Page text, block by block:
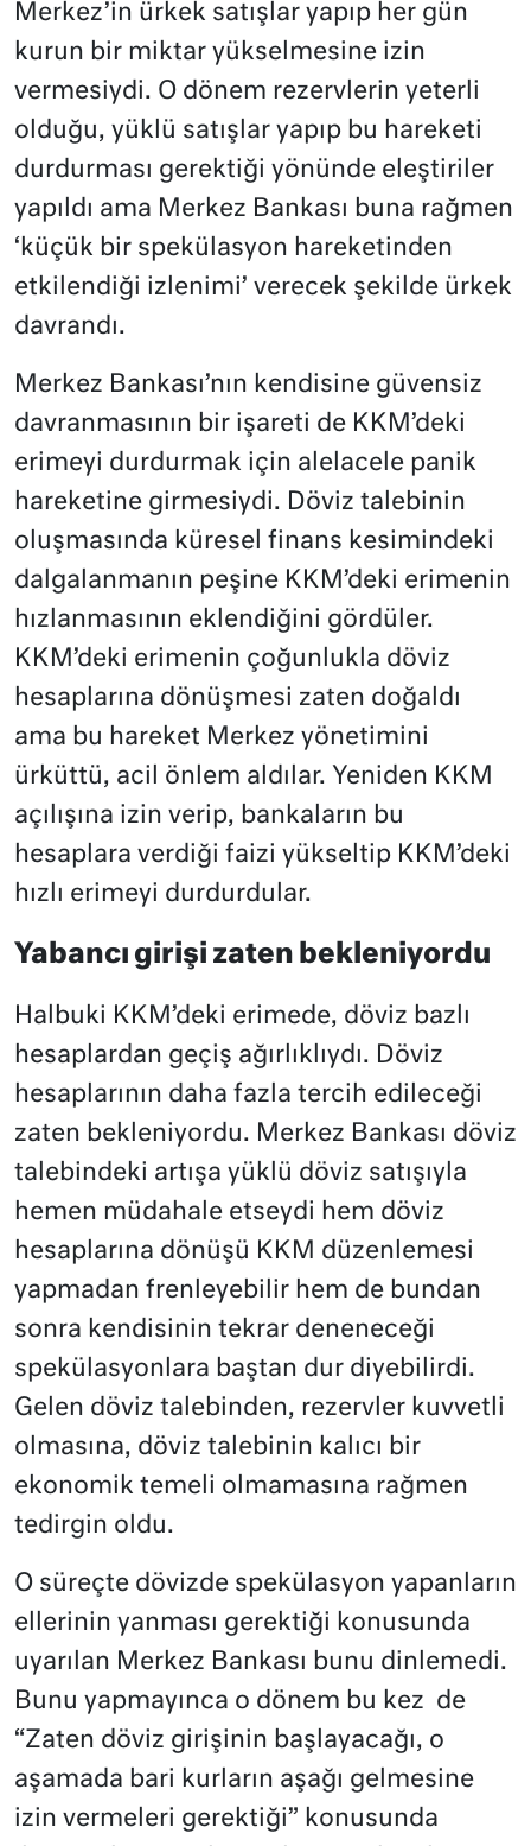
Merkez’in ürkek satışlar yapıp her gün
kurun bir miktar yükselmesine izin
vermesiydi. O dönem rezervlerin yeterli
olduğu, yüklü satışlar yapıp bu hareketi
durdurması gerektiği yönünde eleştiriler
yapıldı ama Merkez Bankası buna rağmen
‘küçük bir spekülasyon hareketinden
etkilendiği izlenimi’ verecek şekilde ürkek
davrandı.
Merkez Bankası’nın kendisine güvensiz
davranmasının bir işareti de KKM’deki
erimeyi durdurmak için alelacele panik
hareketine girmesiydi. Döviz talebinin
oluşmasında küresel finans kesimindeki
dalgalanmanın peşine KKM’deki erimenin
hızlanmasının eklendiğini gördüler.
KKM’deki erimenin çoğunlukla döviz
hesaplarına dönüşmesi zaten doğaldı
ama bu hareket Merkez yönetimini
ürküttü, acil önlem aldılar. Yeniden KKM
açılışına izin verip, bankaların bu
hesaplara verdiği faizi yükseltip KKM’deki
hızlı erimeyi durdurdular.
Yabancı girişi zaten bekleniyordu
Halbuki KKM’deki erimede, döviz bazlı
hesaplardan geçiş ağırlıklıydı. Döviz
hesaplarının daha fazla tercih edileceği
zaten bekleniyordu. Merkez Bankası döviz
talebindeki artışa yüklü döviz satışıyla
hemen müdahale etseydi hem döviz
hesaplarına dönüşü KKM düzenlemesi
yapmadan frenleyebilir hem de bundan
sonra kendisinin tekrar deneneceği
spekülasyonlara baştan dur diyebilirdi.
Gelen döviz talebinden, rezervler kuvvetli
olmasına, döviz talebinin kalıcı bir
ekonomik temeli olmamasına rağmen
tedirgin oldu.
O süreçte dövizde spekülasyon yapanların
ellerinin yanması gerektiği konusunda
uyarılan Merkez Bankası bunu dinlemedi.
Bunu yapmayınca o dönem bu kez de
“Zaten döviz girişinin başlayacağı, o
aşamada bari kurların aşağı gelmesine
izin vermeleri gerektiği” konusunda